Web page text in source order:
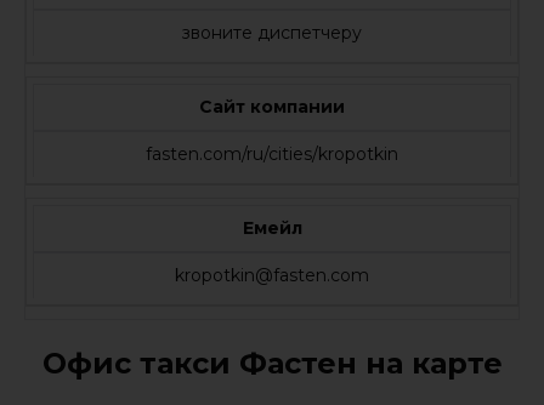
звоните диспетчеру
Сайт компании
fasten.com/ru/cities/kropotkin
Емейл
kropotkin@fasten.com
Офис такси Фастен на карте